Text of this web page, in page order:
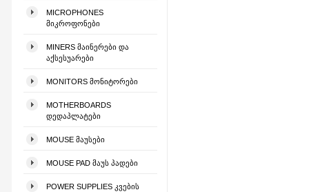
MICROPHONES
ᲛᲘᲙᲠᲝᲤᲝᲜᲔᲑᲘ
MINERS ᲛᲐᲘᲜᲔᲠᲔᲑᲘ ᲓᲐ
ᲐᲥᲡᲔᲡᲣᲐᲠᲔᲑᲘ
MONITORS ᲛᲝᲜᲘᲢᲝᲠᲔᲑᲘ
MOTHERBOARDS
ᲓᲔᲓᲐᲞᲚᲐᲢᲔᲑᲘ
MOUSE ᲛᲐᲣᲡᲔᲑᲘ
MOUSE PAD ᲛᲐᲣᲡ ᲞᲐᲓᲔᲑᲘ
POWER SUPPLIES ᲙᲕᲔᲑᲘᲡ